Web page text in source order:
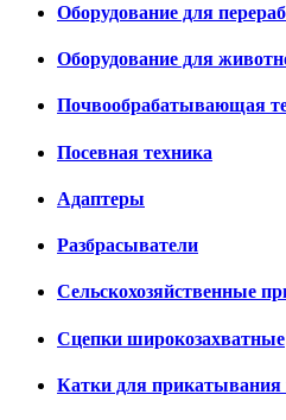
Оборудование для
Оборудование для
Почвообрабатывающая
Посевная техника
Адаптеры
Разбрасыватели
Сельскохозяйственные
Сцепки широкозахватные
Катки для